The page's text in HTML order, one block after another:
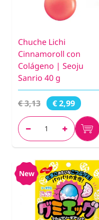
Chuche Lichi
Cinnamoroll con
Colágeno | Seoju
Sanrio 40 g
€ 3,13 € 2,99
New